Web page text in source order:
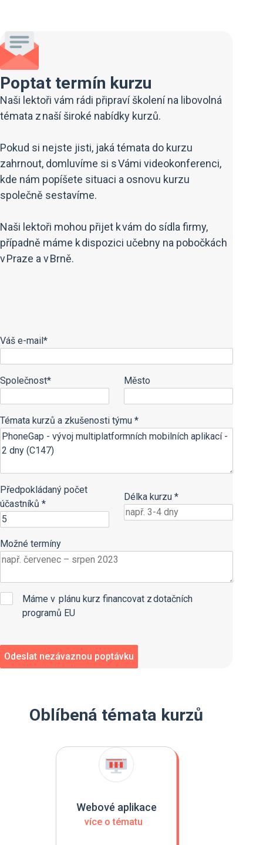
Poptat termín kurzu
Naši lektoři vám rádi připraví školení na libovolná
témata z naší široké nabídky kurzů.
Pokud si nejste jisti, jaká témata do kurzu
zahrnout, domluvíme si s Vámi videokonferenci,
kde nám popíšete situaci a osnovu kurzu
společně sestavíme.
Naši lektoři mohou přijet k vám do sídla firmy,
případně máme k dispozici učebny na pobočkách
v Praze a v Brně.
Váš e-mail*
Společnost* Město
Témata kurzů a zkušenosti týmu *
Předpokládaný počet
účastníků *
Délka kurzu *
Možné termíny
Máme v plánu kurz financovat z dotačních
programů EU
Oblíbená témata kurzů
Webové aplikace
více o tématu